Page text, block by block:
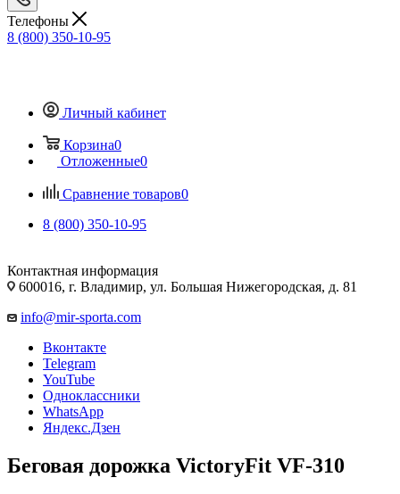
Телефоны
8 (800) 350-10-95
Личный кабинет
Корзина0
Отложенные0
Сравнение товаров0
8 (800) 350-10-95
Контактная информация
600016, г. Владимир, ул. Большая Нижегородская, д. 81
info@mir-sporta.com
Вконтакте
Telegram
YouTube
Одноклассники
WhatsApp
Яндекс.Дзен
Беговая дорожка VictoryFit VF-310